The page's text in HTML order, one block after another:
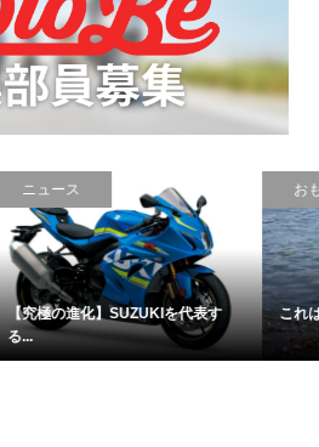
これはハイテク？それとも苦行？...